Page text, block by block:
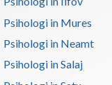
Psihologi in Mures
Psihologi in Neamt
Psihologi in Salaj